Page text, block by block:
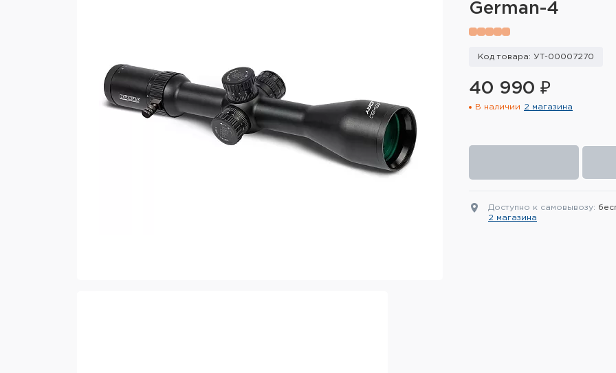
German-4
Код товара: УТ-00007270
40 990 ₽
В наличии 2 магазина
Доступно к самовывозу:
2 магазина